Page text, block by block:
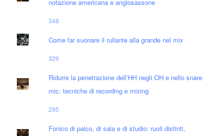
notazione americana e anglosassone
348
Come far suonare il rullante alla grande nel mix
329
Ridurre la penetrazione dell’HH negli OH e nello snare
mic: tecniche di recording e mixing
295
Fonico di palco, di sala e di studio: ruoli distinti,